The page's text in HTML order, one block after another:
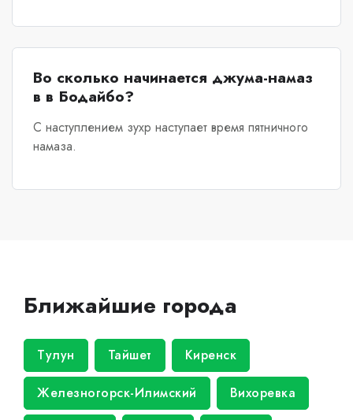
Во сколько начинается джума-намаз
в в Бодайбо?
С наступлением зухр наступает время пятничного
намаза.
Ближайшие города
Тулун Тайшет Киренск
Железногорск-Илимский Вихоревка